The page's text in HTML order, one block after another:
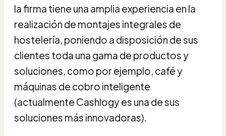
la firma tiene una amplia experiencia en la
realización de montajes integrales de
hostelería, poniendo a disposición de sus
clientes toda una gama de productos y
soluciones, como por ejemplo, café y
máquinas de cobro inteligente
(actualmente Cashlogy es una de sus
soluciones más innovadoras).